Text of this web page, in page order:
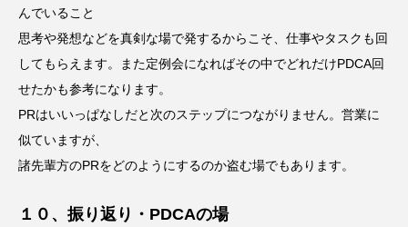
んでいること
思考や発想などを真剣な場で発するからこそ、仕事やタスクも回
してもらえます。また定例会になればその中でどれだけPDCA回
せたかも参考になります。
PRはいいっぱなしだと次のステップにつながりません。営業に
似ていますが、
諸先輩方のPRをどのようにするのか盗む場でもあります。
１０、振り返り・PDCAの場